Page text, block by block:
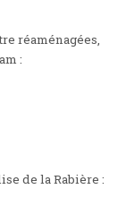
réaménagées,
:
de la Rabière :